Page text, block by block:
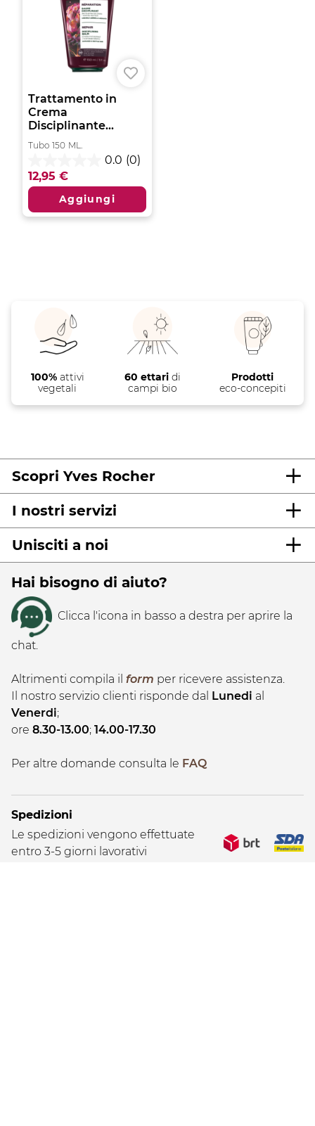
Trattamento in
Crema
Disciplinante...
Tubo 150 ML.
0.0 (0)
su
5
stelle.
12,95 €
Aggiungi
100%attivi
vegetali
60 ettaridi
campi bio
Prodotti
eco-concepiti
Scopri Yves Rocher
I nostri servizi
Unisciti a noi
Hai bisogno di aiuto?
Clicca l'icona in basso a destra per aprire la
chat.
Altrimenti compila il form per ricevere assistenza.
Il nostro servizio clienti risponde dal Lunedi al
Venerdi;
ore 8.30-13.00; 14.00-17.30
Per altre domande consulta le FAQ
Spedizioni
Le spedizioni vengono effettuate
entro 3-5 giorni lavorativi